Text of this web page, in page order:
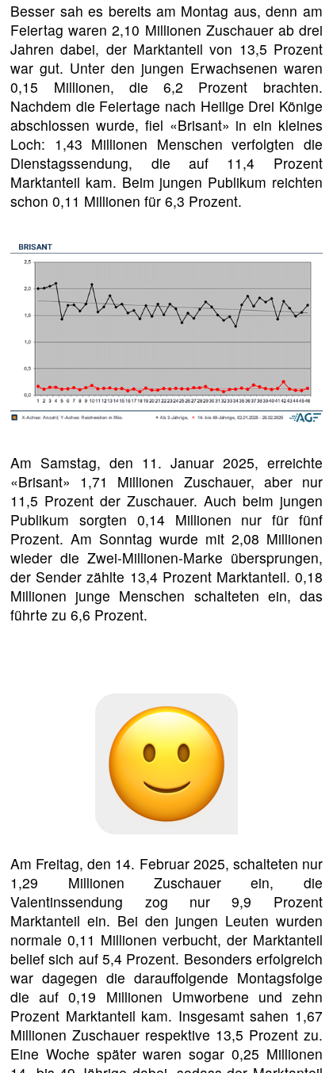
Besser sah es bereits am Montag aus, denn am
Feiertag waren 2,10 Millionen Zuschauer ab drei
Jahren dabei, der Marktanteil von 13,5 Prozent
war gut. Unter den jungen Erwachsenen waren
0,15 Millionen, die 6,2 Prozent brachten.
Nachdem die Feiertage nach Heilige Drei Könige
abschlossen wurde, fiel «Brisant» in ein kleines
Loch: 1,43 Millionen Menschen verfolgten die
Dienstagssendung, die auf 11,4 Prozent
Marktanteil kam. Beim jungen Publikum reichten
schon 0,11 Millionen für 6,3 Prozent.
Am Samstag, den 11. Januar 2025, erreichte
«Brisant» 1,71 Millionen Zuschauer, aber nur
11,5 Prozent der Zuschauer. Auch beim jungen
Publikum sorgten 0,14 Millionen nur für fünf
Prozent. Am Sonntag wurde mit 2,08 Millionen
wieder die Zwei-Millionen-Marke übersprungen,
der Sender zählte 13,4 Prozent Marktanteil. 0,18
Millionen junge Menschen schalteten ein, das
führte zu 6,6 Prozent.
Am Freitag, den 14. Februar 2025, schalteten nur
1,29 Millionen Zuschauer ein, die
Valentinssendung zog nur 9,9 Prozent
Marktanteil ein. Bei den jungen Leuten wurden
normale 0,11 Millionen verbucht, der Marktanteil
belief sich auf 5,4 Prozent. Besonders erfolgreich
war dagegen die darauffolgende Montagsfolge
die auf 0,19 Millionen Umworbene und zehn
Prozent Marktanteil kam. Insgesamt sahen 1,67
Millionen Zuschauer respektive 13,5 Prozent zu.
Eine Woche später waren sogar 0,25 Millionen